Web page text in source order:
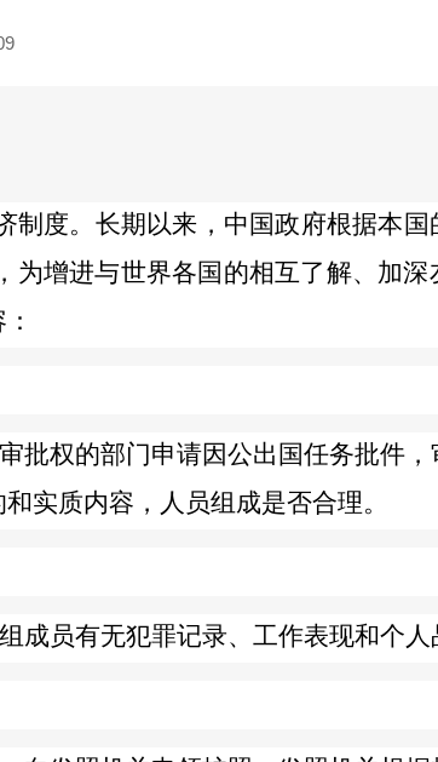
度。长期以来，中国政府根据本国
增进与世界各国的相互了解、加深
权的部门申请因公出国任务批件，
实质内容，人员组成是否合理。
员有无犯罪记录、工作表现和个人